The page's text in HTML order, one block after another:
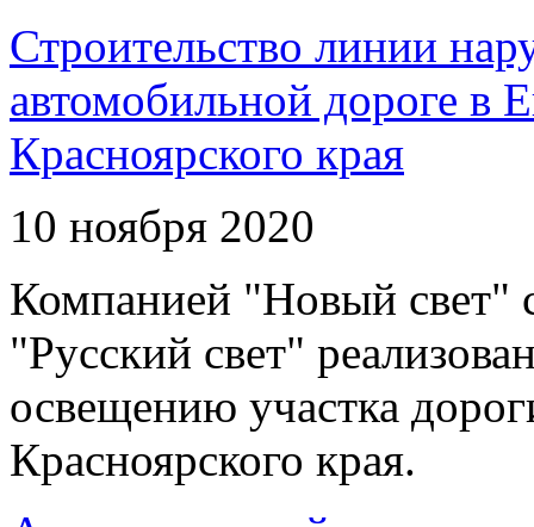
Строительство линии
автомобильной дороге в
Красноярского края
10 ноября 2020
Компанией "Новый свет"
"Русский свет"
освещению участка
Красноярского края.